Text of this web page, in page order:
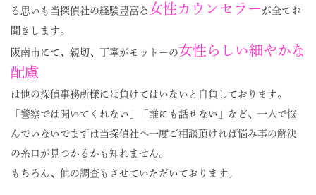
る思いも当探偵社の経験豊富な女性カウンセラー が全てお
聞きします。
阪南市にて、親切、丁寧がモットーの女性らしい細やかな
配慮
は他の探偵事務所様には負けてはいないと自負しております。
「警察では聞いてくれない」「誰にも話せない」など、一人で悩
んでいないでまずは当探偵社へ一度ご相談頂ければ悩み事の解決
の糸口が見つかるかも知れません。
もちろん、他の調査もさせていただいております。